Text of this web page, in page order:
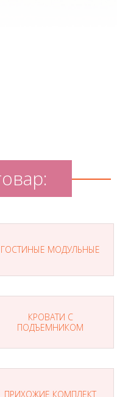
ГОСТИНЫЕ МОДУЛЬНЫЕ
КРОВАТИ С
ПОДЪЕМНИКОМ
ПРИХОЖИЕ КОМПЛЕКТ